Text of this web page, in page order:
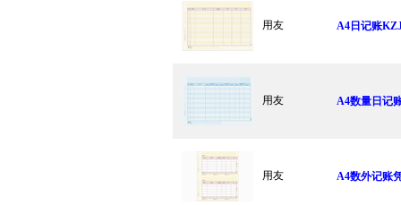
用友 A4日记账
用友 A4数量日记
用友 A4数外记账